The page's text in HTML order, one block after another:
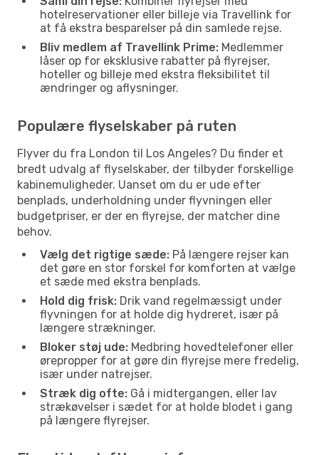
hotelreservationer eller billeje via Travellink for
at få ekstra besparelser på din samlede rejse.
Bliv medlem af Travellink Prime: Medlemmer
låser op for eksklusive rabatter på flyrejser,
hoteller og billeje med ekstra fleksibilitet til
ændringer og aflysninger.
Populære flyselskaber på ruten
Flyver du fra London til Los Angeles? Du finder et
bredt udvalg af flyselskaber, der tilbyder forskellige
kabinemuligheder. Uanset om du er ude efter
benplads, underholdning under flyvningen eller
budgetpriser, er der en flyrejse, der matcher dine
behov.
Vælg det rigtige sæde: På længere rejser kan
det gøre en stor forskel for komforten at vælge
et sæde med ekstra benplads.
Hold dig frisk: Drik vand regelmæssigt under
flyvningen for at holde dig hydreret, især på
længere strækninger.
Bloker støj ude: Medbring hovedtelefoner eller
ørepropper for at gøre din flyrejse mere fredelig,
især under natrejser.
Stræk dig ofte: Gå i midtergangen, eller lav
strækøvelser i sædet for at holde blodet i gang
på længere flyrejser.